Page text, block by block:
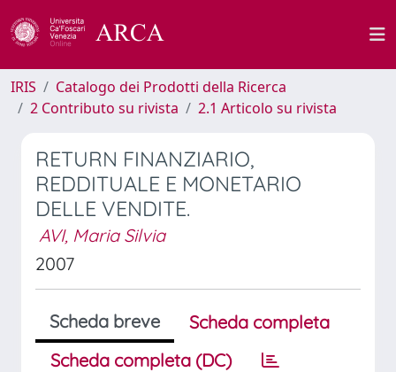
IRIS
Catalogo dei Prodotti della Ricerca
2 Contributo su rivista
2.1 Articolo su rivista
RETURN FINANZIARIO,
REDDITUALE E MONETARIO
DELLE VENDITE.
AVI, Maria Silvia
2007
Scheda breve
Scheda completa
Scheda completa (DC)